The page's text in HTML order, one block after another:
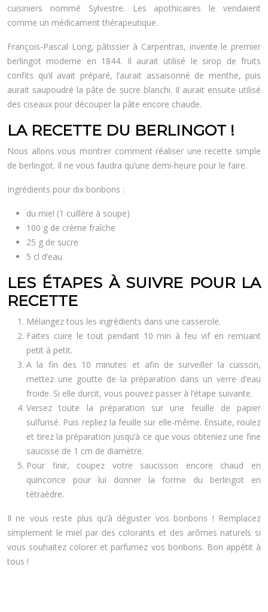
cuisiniers nommé Sylvestre. Les apothicaires le vendaient
comme un médicament thérapeutique.
François-Pascal Long, pâtissier à Carpentras, invente le premier
berlingot moderne en 1844. Il aurait utilisé le sirop de fruits
confits qu’il avait préparé, l’aurait assaisonné de menthe, puis
aurait saupoudré la pâte de sucre blanchi. Il aurait ensuite utilisé
des ciseaux pour découper la pâte encore chaude.
LA RECETTE DU BERLINGOT !
Nous allons vous montrer comment réaliser une recette simple
de berlingot. Il ne vous faudra qu’une demi-heure pour le faire.
Ingrédients pour dix bonbons :
du miel (1 cuillère à soupe)
100 g de crème fraîche
25 g de sucre
5 cl d’eau
LES ÉTAPES À SUIVRE POUR LA
RECETTE
Mélangez tous les ingrédients dans une casserole.
Faites cuire le tout pendant 10 min à feu vif en remuant
petit à petit.
A la fin des 10 minutes et afin de surveiller la cuisson,
mettez une goutte de la préparation dans un verre d’eau
froide. Si elle durcit, vous pouvez passer à l’étape suivante.
Versez toute la préparation sur une feuille de papier
sulfurisé. Puis repliez la feuille sur elle-même. Ensuite, roulez
et tirez la préparation jusqu’à ce que vous obteniez une fine
saucisse de 1 cm de diamètre.
Pour finir, coupez votre saucisson encore chaud en
quinconce pour lui donner la forme du berlingot en
tétraèdre.
Il ne vous reste plus qu’à déguster vos bonbons ! Remplacez
simplement le miel par des colorants et des arômes naturels si
vous souhaitez colorer et parfumez vos bonbons. Bon appétit à
tous !